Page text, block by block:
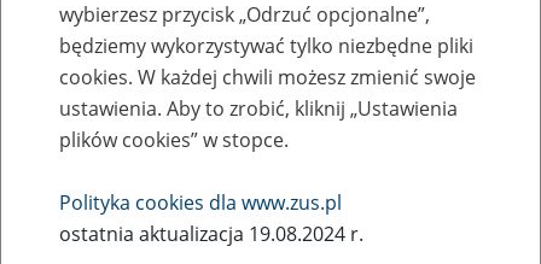
Przejdź do strony głównej
wybierzesz przycisk „Odrzuć opcjonalne”,
będziemy wykorzystywać tylko niezbędne pliki
cookies. W każdej chwili możesz zmienić swoje
ustawienia. Aby to zrobić, kliknij „Ustawienia
plików cookies” w stopce.
Polityka cookies dla www.zus.pl
ostatnia aktualizacja 19.08.2024 r.